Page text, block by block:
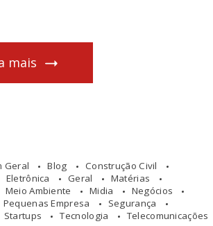
mais
Geral Blog
Construção Civil
Eletrônica Geral
Matérias
Meio Ambiente Midia
Negócios
Pequenas Empresa
Segurança
Startups Tecnologia Telecomunicações